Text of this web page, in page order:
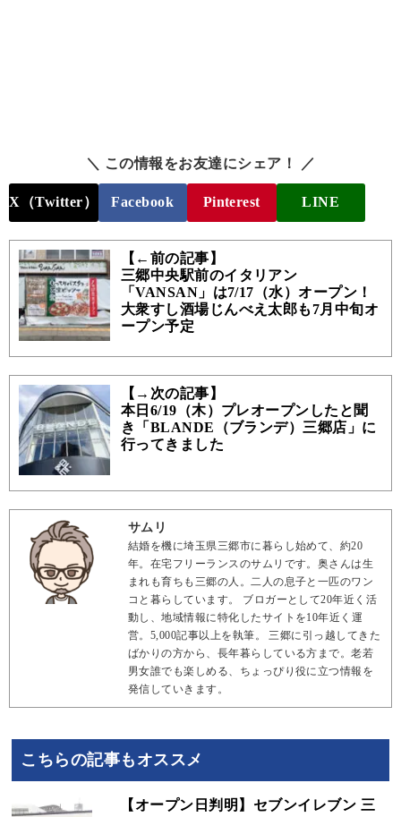
＼ この情報をお友達にシェア！ ／
X（Twitter） Facebook Pinterest LINE
【←前の記事】
三郷中央駅前のイタリアン
「VANSAN」は7/17（水）オープン！
大衆すし酒場じんべえ太郎も7月中旬オ
ープン予定
【→次の記事】
本日6/19（木）プレオープンしたと聞
き「BLANDE（ブランデ）三郷店」に
行ってきました
サムリ
結婚を機に埼玉県三郷市に暮らし始めて、約20
年。在宅フリーランスのサムリです。奥さんは生
まれも育ちも三郷の人。二人の息子と一匹のワン
コと暮らしています。 ブロガーとして20年近く活
動し、地域情報に特化したサイトを10年近く運
営。5,000記事以上を執筆。 三郷に引っ越してきた
ばかりの方から、長年暮らしている方まで。老若
男女誰でも楽しめる、ちょっぴり役に立つ情報を
発信していきます。
こちらの記事もオススメ
【オープン日判明】セブンイレブン 三